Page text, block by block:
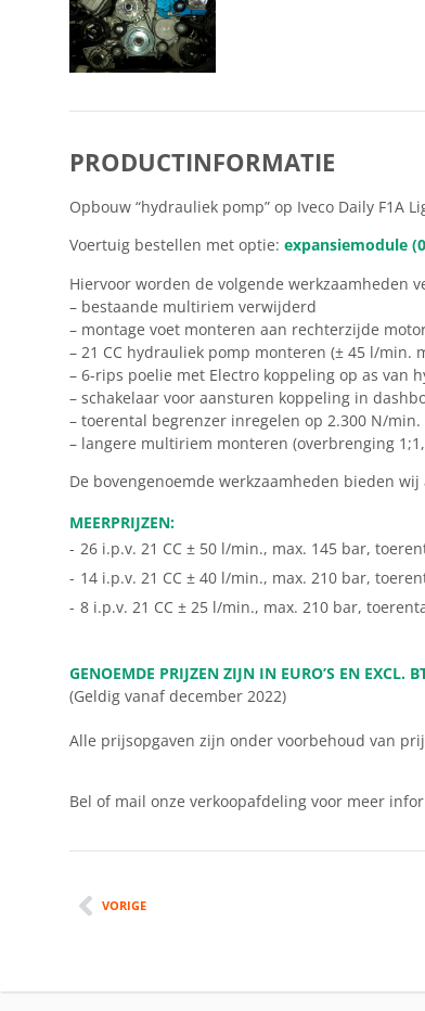
PRODUCTINFORMATIE
Opbouw “hydrauliek pomp” op Iveco Daily F1A
Voertuig bestellen met optie: expansiemodule
Hiervoor worden de volgende werkzaamheden
– bestaande multiriem verwijderd
– montage voet monteren aan rechterzijde
– 21 CC hydrauliek pomp monteren (± 45 l/min.
– 6-rips poelie met Electro koppeling op as van
– schakelaar voor aansturen koppeling in
– toerental begrenzer inregelen op 2.300 N/min.
– langere multiriem monteren (overbrenging
De bovengenoemde werkzaamheden bieden wij
MEERPRIJZEN:
- 26 i.p.v. 21 CC ± 50 l/min., max. 145 bar,
- 14 i.p.v. 21 CC ± 40 l/min., max. 210 bar,
- 8 i.p.v. 21 CC ± 25 l/min., max. 210 bar,
GENOEMDE PRIJZEN ZIJN IN EURO’S EN EXCL.
(Geldig vanaf december 2022)
Alle prijsopgaven zijn onder voorbehoud van
Bel of mail onze verkoopafdeling voor meer
VORIGE